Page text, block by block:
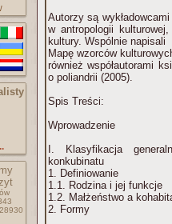
Autorzy są
w antropologii
kultury. Wspólnie napisali
Mapę wzorców
również współautorami
o poliandrii (2005).
Spis Treści:
Wprowadzenie
I. Klasyfikacja
konkubinatu
1. Definiowanie
1.1. Rodzina i jej funkcje
1.2. Małżeństwo a
2. Formy